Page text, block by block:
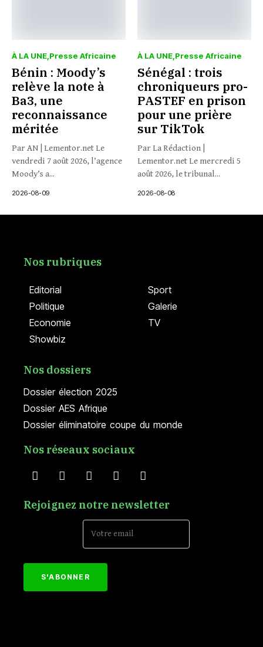
À LA UNE Presse Africaine
Bénin : Moody’s
relève la note à
Ba3, une
reconnaissance
méritée
Par AN | Lementor.net Le
vendredi 7 août 2026, l’agence
Moody’s a...
2026-08-09
À LA UNE Presse Africaine
Sénégal : trois
chroniqueurs pro-
PASTEF en prison
pour une prière
sur TikTok
Par La Rédaction |
Lementor.net Le mercredi 5
août 2026, le tribunal...
2026-08-08
Editorial
Politique
Economie
Showbiz
Sport
Galerie
TV
Nos rubriques
Dossier élection 2025
Dossier AES Afrique
Dossier éliminatoire coupe du monde
Nos dossiers
Nos réseaux sociaux
Rejoignez notre newsletter